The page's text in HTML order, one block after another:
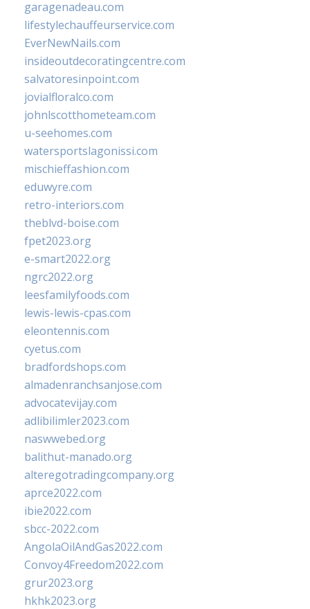
garagenadeau.com
lifestylechauffeurservice.com
EverNewNails.com
insideoutdecoratingcentre.com
salvatoresinpoint.com
jovialfloralco.com
johnlscotthometeam.com
u-seehomes.com
watersportslagonissi.com
mischieffashion.com
eduwyre.com
retro-interiors.com
theblvd-boise.com
fpet2023.org
e-smart2022.org
ngrc2022.org
leesfamilyfoods.com
lewis-lewis-cpas.com
eleontennis.com
cyetus.com
bradfordshops.com
almadenranchsanjose.com
advocatevijay.com
adlibilimler2023.com
naswwebed.org
balithut-manado.org
alteregotradingcompany.org
aprce2022.com
ibie2022.com
sbcc-2022.com
AngolaOilAndGas2022.com
Convoy4Freedom2022.com
grur2023.org
hkhk2023.org